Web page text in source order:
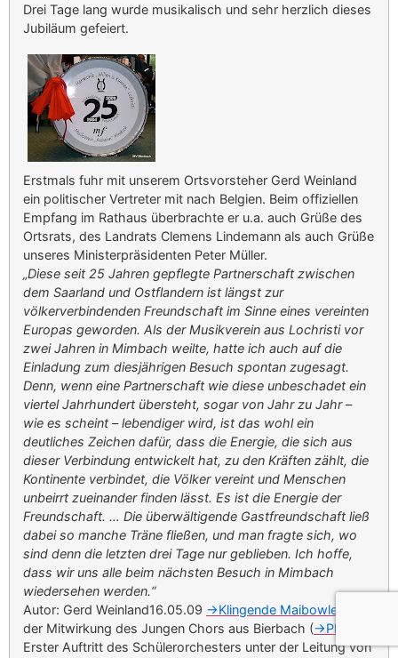
Drei Tage lang wurde musikalisch und sehr herzlich dieses
Jubiläum gefeiert.
Erstmals fuhr mit unserem Ortsvorsteher Gerd Weinland
ein politischer Vertreter mit nach Belgien. Beim offiziellen
Empfang im Rathaus überbrachte er u.a. auch Grüße des
Ortsrats, des Landrats Clemens Lindemann als auch Grüße
unseres Ministerpräsidenten Peter Müller.
„Diese seit 25 Jahren gepflegte Partnerschaft zwischen
dem Saarland und Ostflandern ist längst zur
völkerverbindenden Freundschaft im Sinne eines vereinten
Europas geworden. Als der Musikverein aus Lochristi vor
zwei Jahren in Mimbach weilte, hatte ich auch auf die
Einladung zum diesjährigen Besuch spontan zugesagt.
Denn, wenn eine Partnerschaft wie diese unbeschadet ein
viertel Jahrhundert übersteht, sogar von Jahr zu Jahr –
wie es scheint – lebendiger wird, ist das wohl ein
deutliches Zeichen dafür, dass die Energie, die sich aus
dieser Verbindung entwickelt hat, zu den Kräften zählt, die
Kontinente verbindet, die Völker vereint und Menschen
unbeirrt zueinander finden lässt. Es ist die Energie der
Freundschaft. … Die überwältigende Gastfreundschaft ließ
dabei so manche Träne fließen, und man fragte sich, wo
sind denn die letzten drei Tage nur geblieben. Ich hoffe,
dass wir uns alle beim nächsten Besuch in Mimbach
wiedersehen werden.“
Autor: Gerd Weinland16.05.09 ->Klingende Maibowle
der Mitwirkung des Jungen Chors aus Bierbach (->Plakat
Erster Auftritt des Schülerorchesters unter der Leitung von